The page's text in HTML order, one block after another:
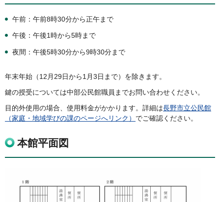
午前：午前8時30分から正午まで
午後：午後1時から5時まで
夜間：午後5時30分から9時30分まで
年末年始（12月29日から1月3日まで）を除きます。
鍵の授受については中部公民館職員までお問い合わせください。
目的外使用の場合、使用料金がかかります。詳細は長野市立公民館
（家庭・地域学びの課のページへリンク） でご確認ください。
本館平面図